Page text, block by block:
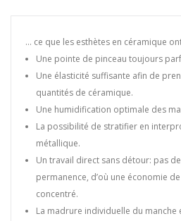
… ce que les esthètes en céramique
Une pointe de pinceau toujours
Une élasticité suffisante afin de
quantités de céramique.
Une humidification optimale des
La possibilité de stratifier en
métallique.
Un travail direct sans détour: pas
permanence, d’où une économie
concentré.
La madrure individuelle du manche